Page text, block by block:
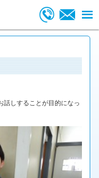
話しすることが目的になっ